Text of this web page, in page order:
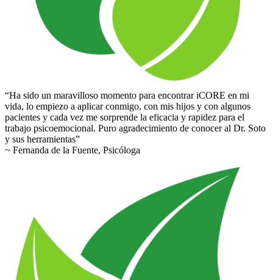
“Ha sido un maravilloso momento para encontrar iCORE en mi
vida, lo empiezo a aplicar conmigo, con mis hijos y con algunos
pacientes y cada vez me sorprende la eficacia y rapidez para el
trabajo psicoemocional. Puro agradecimiento de conocer al Dr. Soto
y sus herramientas”
~ Fernanda de la Fuente, Psicóloga